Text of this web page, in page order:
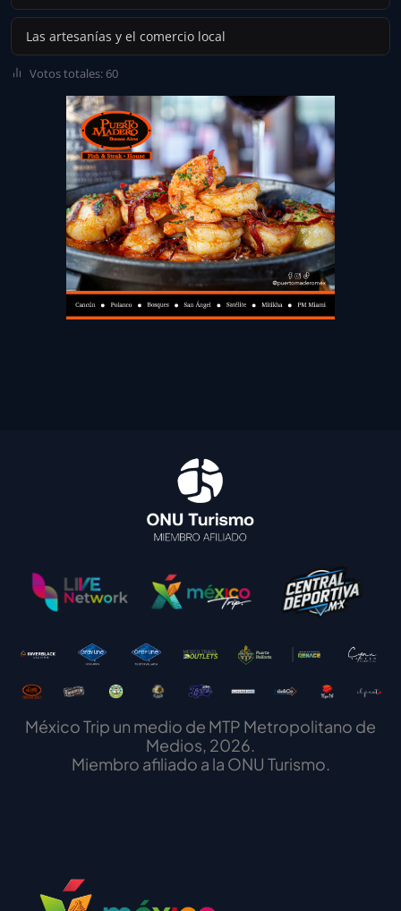
Las artesanías y el comercio local
Votos totales: 60
México Trip un medio de MTP Metropolitano de
Medios, 2026.
Miembro afiliado a la ONU Turismo.